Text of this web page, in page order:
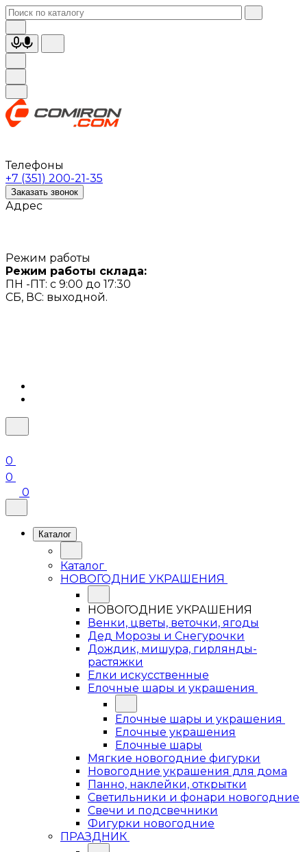
Телефоны
+7 (351) 200-21-35
Заказать звонок
Адрес
Режим работы
Режим работы склада:
ПН -ПТ: с 9:00 до 17:30
СБ, ВС: выходной.
0
0
0
Каталог
Каталог
НОВОГОДНИЕ УКРАШЕНИЯ
НОВОГОДНИЕ УКРАШЕНИЯ
Венки, цветы, веточки, ягоды
Дед Морозы и Снегурочки
Дождик, мишура, гирлянды-
растяжки
Елки искусственные
Елочные шары и украшения
Елочные шары и украшения
Елочные украшения
Елочные шары
Мягкие новогодние фигурки
Новогодние украшения для дома
Панно, наклейки, открытки
Светильники и фонари новогодние
Свечи и подсвечники
Фигурки новогодние
ПРАЗДНИК